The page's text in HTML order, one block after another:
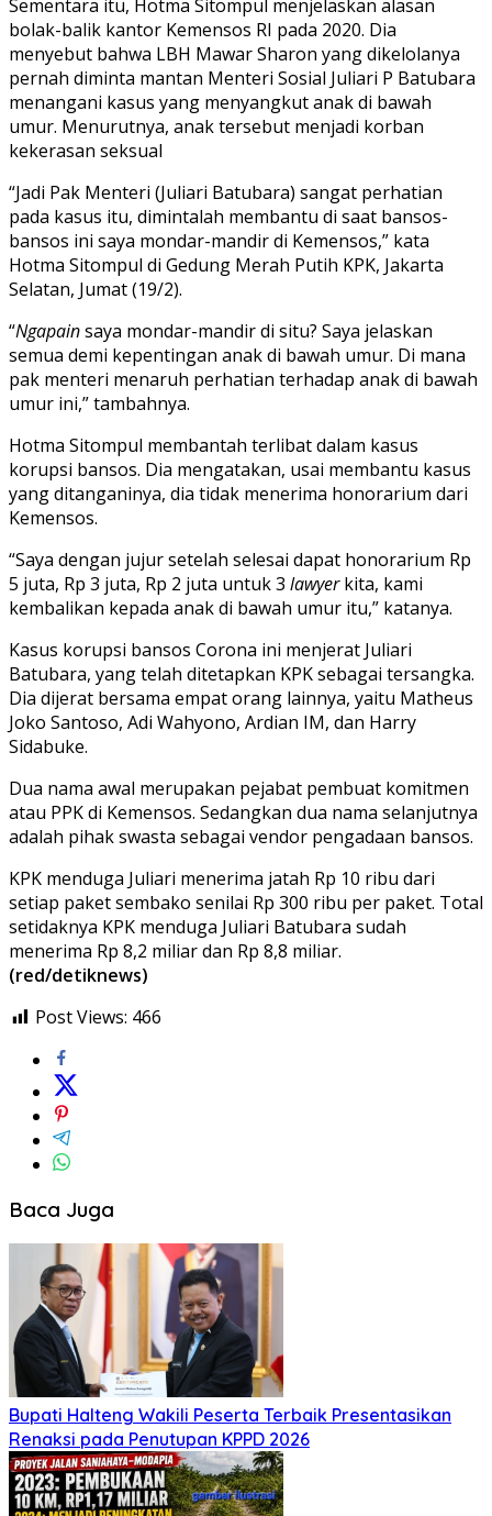
Sementara itu, Hotma Sitompul menjelaskan alasan
bolak-balik kantor Kemensos RI pada 2020. Dia
menyebut bahwa LBH Mawar Sharon yang dikelolanya
pernah diminta mantan Menteri Sosial Juliari P Batubara
menangani kasus yang menyangkut anak di bawah
umur. Menurutnya, anak tersebut menjadi korban
kekerasan seksual
“Jadi Pak Menteri (Juliari Batubara) sangat perhatian
pada kasus itu, dimintalah membantu di saat bansos-
bansos ini saya mondar-mandir di Kemensos,” kata
Hotma Sitompul di Gedung Merah Putih KPK, Jakarta
Selatan, Jumat (19/2).
“Ngapainsaya mondar-mandir di situ? Saya jelaskan
semua demi kepentingan anak di bawah umur. Di mana
pak menteri menaruh perhatian terhadap anak di bawah
umur ini,” tambahnya.
Hotma Sitompul membantah terlibat dalam kasus
korupsi bansos. Dia mengatakan, usai membantu kasus
yang ditanganinya, dia tidak menerima honorarium dari
Kemensos.
“Saya dengan jujur setelah selesai dapat honorarium Rp
5 juta, Rp 3 juta, Rp 2 juta untuk 3 lawyerkita, kami
kembalikan kepada anak di bawah umur itu,” katanya.
Kasus korupsi bansos Corona ini menjerat Juliari
Batubara, yang telah ditetapkan KPK sebagai tersangka.
Dia dijerat bersama empat orang lainnya, yaitu Matheus
Joko Santoso, Adi Wahyono, Ardian IM, dan Harry
Sidabuke.
Dua nama awal merupakan pejabat pembuat komitmen
atau PPK di Kemensos. Sedangkan dua nama selanjutnya
adalah pihak swasta sebagai vendor pengadaan bansos.
KPK menduga Juliari menerima jatah Rp 10 ribu dari
setiap paket sembako senilai Rp 300 ribu per paket. Total
setidaknya KPK menduga Juliari Batubara sudah
menerima Rp 8,2 miliar dan Rp 8,8 miliar.
(red/detiknews)
Post Views: 466
Baca Juga
Bupati Halteng Wakili Peserta Terbaik Presentasikan
Renaksi pada Penutupan KPPD 2026